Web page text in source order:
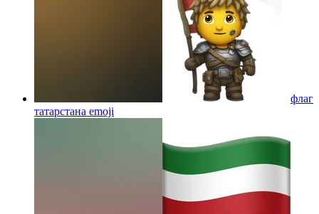
флаг
татарстана emoji